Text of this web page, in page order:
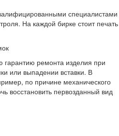
специалистами
На каждой бирке стоит печать
гарантию ремонта изделия при
или выпадении вставки. В
по причине механического
восстановить первозданный вид